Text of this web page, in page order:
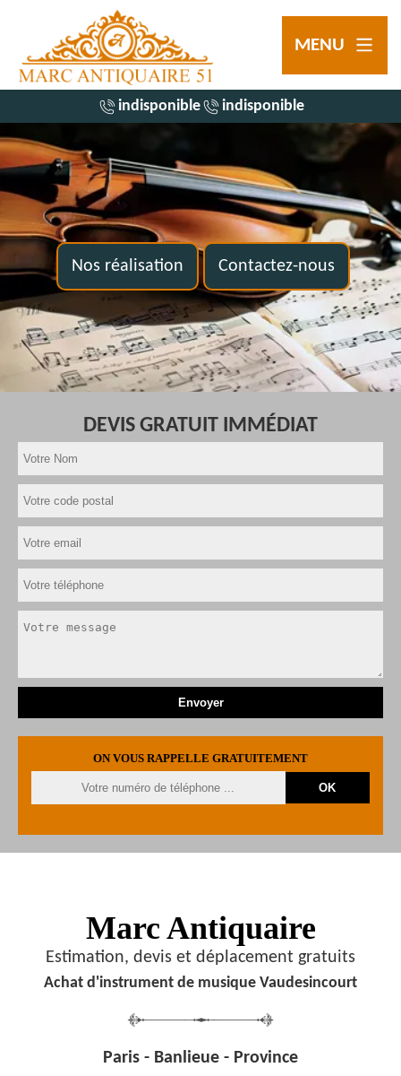
MENU
indisponible indisponible
Nos réalisation Contactez-nous
DEVIS GRATUIT IMMÉDIAT
ON VOUS RAPPELLE GRATUITEMENT
Marc Antiquaire
Estimation, devis et déplacement gratuits
Achat d'instrument de musique Vaudesincourt
Paris - Banlieue - Province